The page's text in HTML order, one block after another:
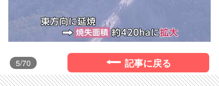
5/70 記事に戻る